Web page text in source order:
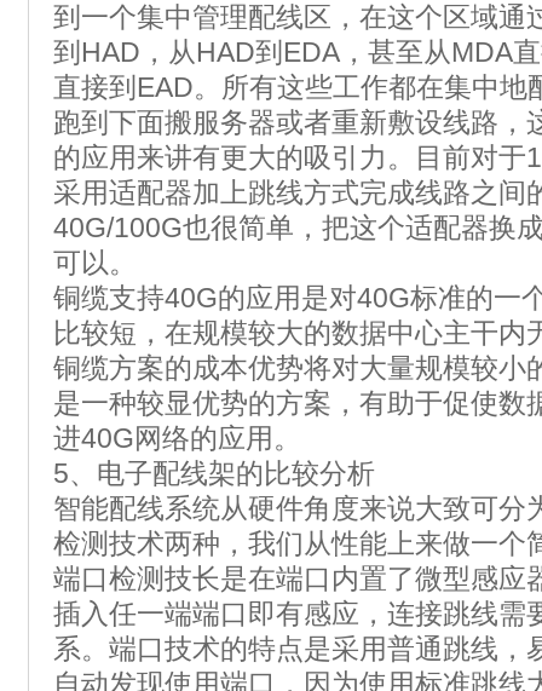
到一个集中管理配线区，在这个区域通
到HAD，从HAD到EDA，甚至从MDA
直接到EAD。所有这些工作都在集中地
跑到下面搬服务器或者重新敷设线路，
的应用来讲有更大的吸引力。目前对于
采用适配器加上跳线方式完成线路之间
40G/100G也很简单，把这个适配器换
可以。
铜缆支持40G的应用是对40G标准的一
比较短，在规模较大的数据中心主干内
铜缆方案的成本优势将对大量规模较小
是一种较显优势的方案，有助于促使数
进40G网络的应用。
5、电子配线架的比较分析
智能配线系统从硬件角度来说大致可分
检测技术两种，我们从性能上来做一个
端口检测技长是在端口内置了微型感应
插入任一端端口即有感应，连接跳线需
系。端口技术的特点是采用普通跳线，
自动发现使用端口，因为使用标准跳线